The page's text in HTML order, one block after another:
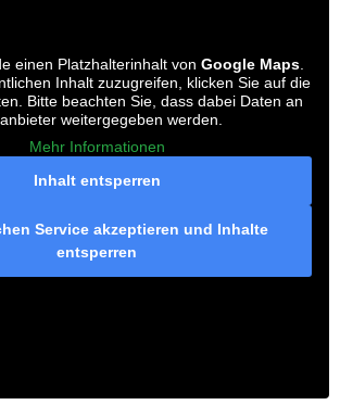
einen Platzhalterinhalt von Google Maps
Inhalt zuzugreifen, klicken Sie auf die
Bitte beachten Sie, dass dabei Daten an
weitergegeben werden.
Mehr Informationen
Inhalt entsperren
Service akzeptieren und Inhalte
entsperren